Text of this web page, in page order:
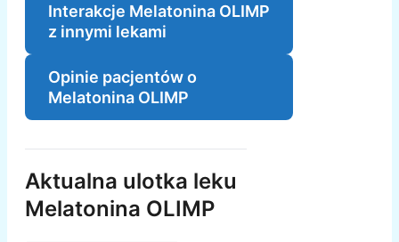
Interakcje Melatonina OLIMP
z innymi lekami
Opinie pacjentów o
Melatonina OLIMP
Aktualna ulotka leku
Melatonina OLIMP